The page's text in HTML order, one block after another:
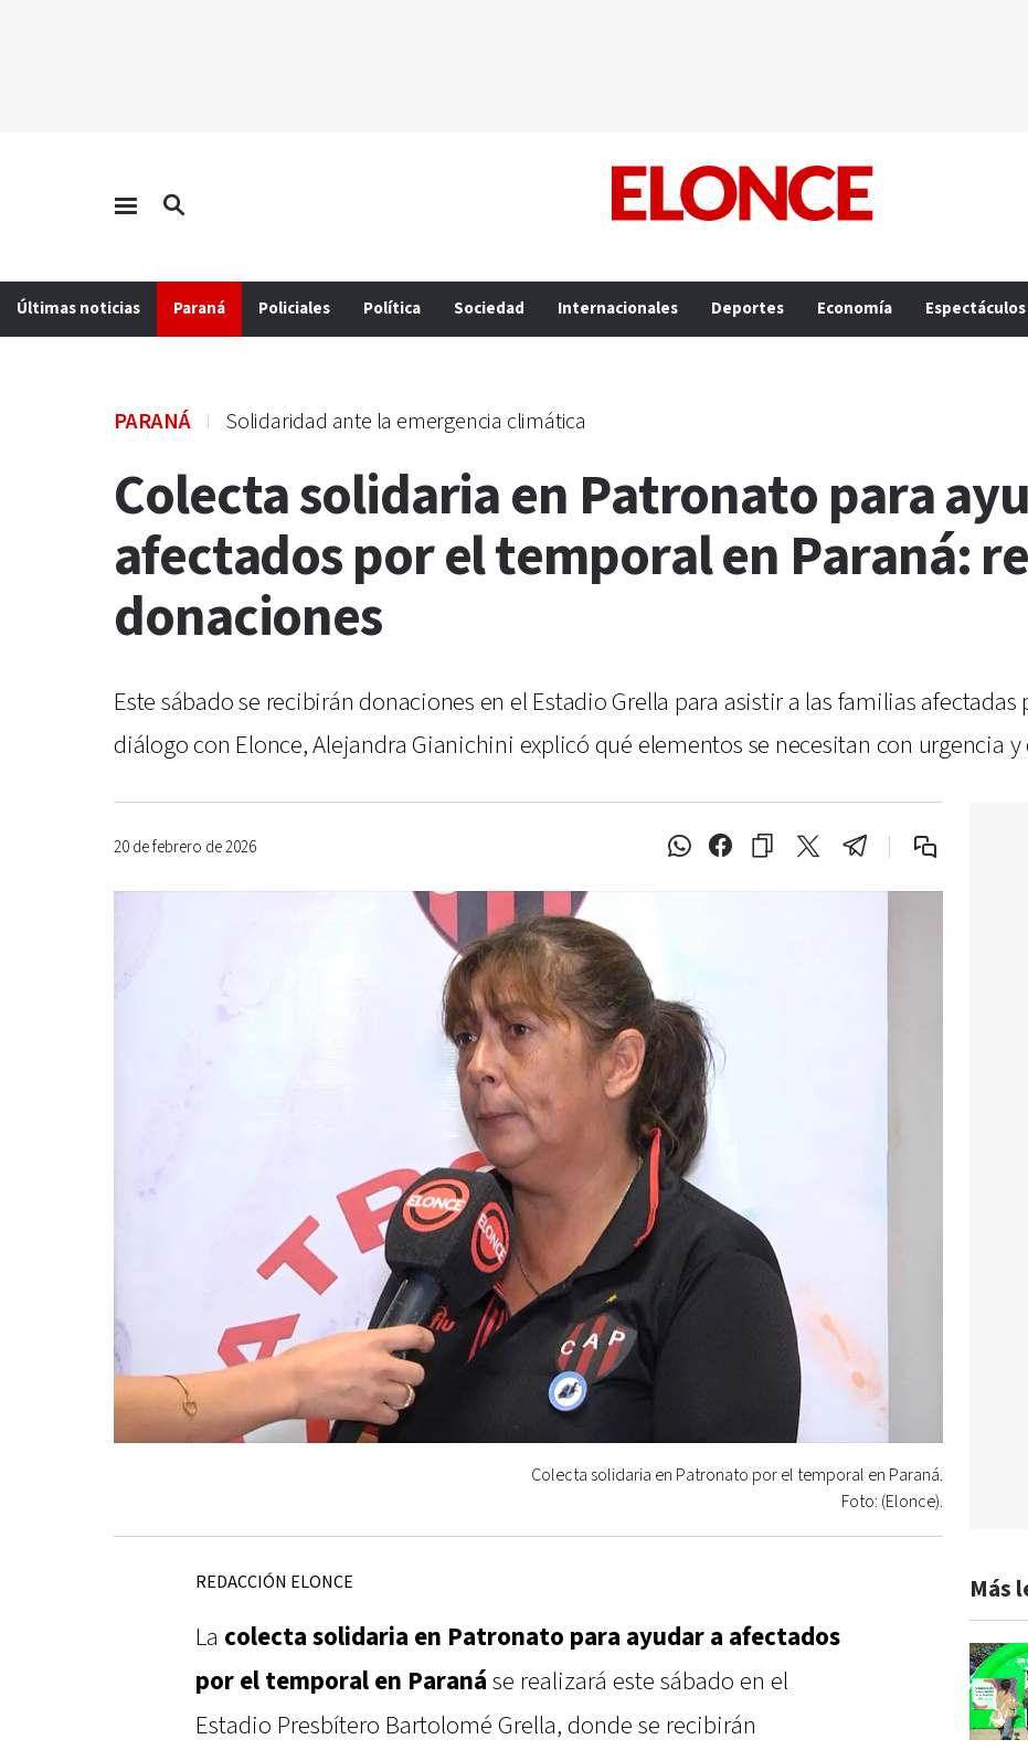
Últimas noticias Paraná Policiales Política Sociedad Internacionales Deportes Economía Espectáculos
PARANÁ Solidaridad ante la emergencia climática
Colecta solidaria en Patronato para
afectados por el temporal en Paraná:
donaciones
Este sábado se recibirán donaciones en el Estadio Grella para asistir a las familias
diálogo con Elonce, Alejandra Gianichini explicó qué elementos se necesitan con urgencia
20 de febrero de 2026
Colecta solidaria en Patronato por el temporal en Paraná.
Foto: (Elonce).
REDACCIÓN ELONCE
La colecta solidaria en Patronato para ayudar a afectados
por el temporal en Paraná se realizará este sábado en el
Estadio Presbítero Bartolomé Grella, donde se recibirán
Más